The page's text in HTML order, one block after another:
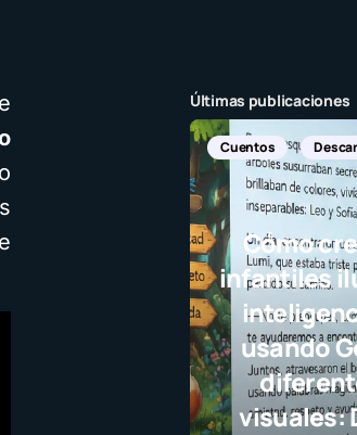
Últimas publicaciones
Recursos
Cómo crear cuentos
infantiles ilustrados con
inteligencia artificial
usando Gemini y con
diferentes estilos
visuales: Descarga la